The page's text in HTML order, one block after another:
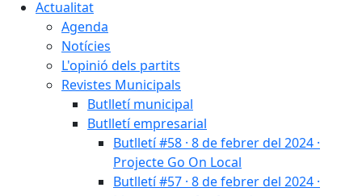
Actualitat
Agenda
Notícies
L'opinió dels partits
Revistes Municipals
Butlletí municipal
Butlletí empresarial
Butlletí #58 · 8 de febrer del 2024 ·
Projecte Go On Local
Butlletí #57 · 8 de febrer del 2024 ·